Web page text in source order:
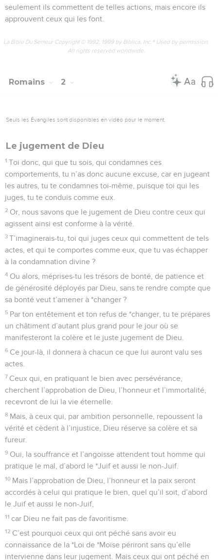
seulement ils commettent de telles actions, mais encore ils
approuvent ceux qui les font.
La Bible Du Semeur Copyright © 1992, 1999 by Biblica, Inc.® Used by permission.
All rights reserved worldwide.
Romains 2
Seuls les Évangiles sont disponibles en vidéo pour le moment.
Le jugement de Dieu
1 Toi donc, qui que tu sois, qui condamnes ces
comportements, tu n’as donc aucune excuse, car en jugeant
les autres, tu te condamnes toi-même, puisque toi qui les
juges, tu te conduis comme eux.
2 Or, nous savons que le jugement de Dieu contre ceux qui
agissent ainsi est conforme à la vérité.
3 T’imaginerais-tu, toi qui juges ceux qui commettent de tels
actes, et qui te comportes comme eux, que tu vas échapper
à la condamnation divine ?
4 Ou alors, méprises-tu les trésors de bonté, de patience et
de générosité déployés par Dieu, sans te rendre compte que
sa bonté veut t’amener à *changer ?
5 Par ton entêtement et ton refus de *changer, tu te prépares
un châtiment d’autant plus grand pour le jour où se
manifesteront la colère et le juste jugement de Dieu.
6 Ce jour-là, il donnera à chacun ce que lui auront valu ses
actes.
7 Ceux qui, en pratiquant le bien avec persévérance,
cherchent l’approbation de Dieu, l’honneur et l’immortalité,
recevront de lui la vie éternelle.
8 Mais, à ceux qui, par ambition personnelle, repoussent la
vérité et cèdent à l’injustice, Dieu réserve sa colère et sa
fureur.
9 Oui, la souffrance et l’angoisse attendent tout homme qui
pratique le mal, d’abord le *Juif et aussi le non-Juif.
10 Mais l’approbation de Dieu, l’honneur et la paix seront
accordés à celui qui pratique le bien, quel qu’il soit, d’abord
le Juif et aussi le non-Juif,
11 car Dieu ne fait pas de favoritisme.
12 C’est pourquoi ceux qui ont péché sans avoir eu
connaissance de la *Loi de *Moïse périront sans qu’elle
intervienne dans leur jugement. Mais ceux qui ont péché en